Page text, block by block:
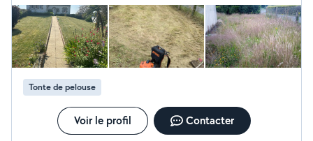
aussi le nettoyage de toiture Devis et déplacement
gratuit n'hésitez pas
Tonte de pelouse
Voir le profil Contacter